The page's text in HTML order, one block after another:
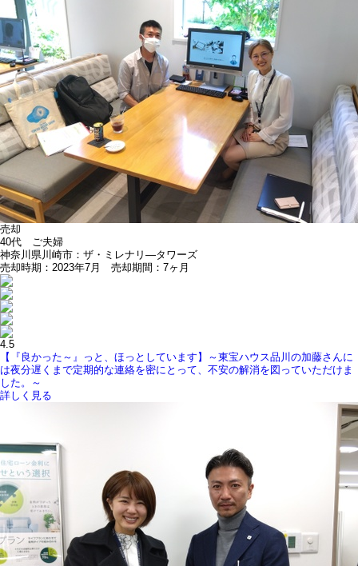
売却
40代 ご夫婦
神奈川県川崎市：ザ・ミレナリ―タワーズ
売却時期：2023年7月 売却期間：7ヶ月
4.5
【『良かった～』っと、ほっとしています】～東宝ハウス品川の加藤さんに
は夜分遅くまで定期的な連絡を密にとって、不安の解消を図っていただけま
した。～
詳しく見る